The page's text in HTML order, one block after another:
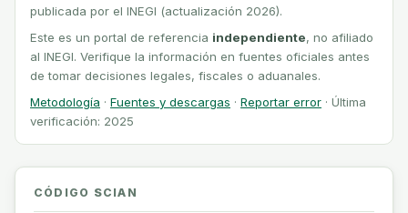
publicada por el INEGI (actualización 2026).
Este es un portal de referencia independiente, no afiliado
al INEGI. Verifique la información en fuentes oficiales antes
de tomar decisiones legales, fiscales o aduanales.
Metodología · Fuentes y descargas · Reportar error · Última
verificación: 2025
CÓDIGO SCIAN